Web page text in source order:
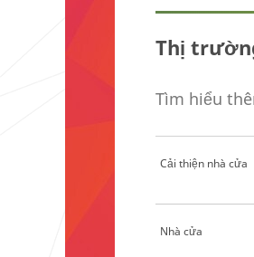
**Site
**
Aerospace
***
**Site
Manufacturing-
Thị
Tìm hiểu
Cải thiện nhà cửa
Nhà cửa